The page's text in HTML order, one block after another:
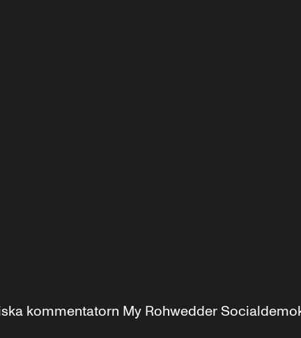
kommentatorn My Rohwedder